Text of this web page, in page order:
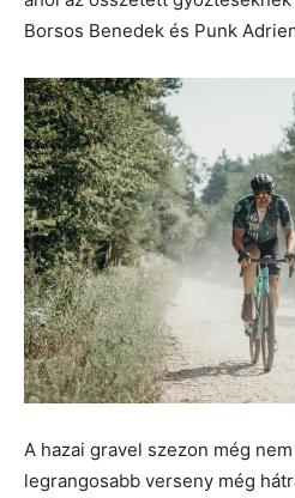
Borsos Benedek és Punk
A hazai gravel szezon még
legrangosabb verseny még